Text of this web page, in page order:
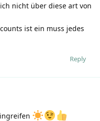
nicht über diese art von
ist ein muss jedes
Reply